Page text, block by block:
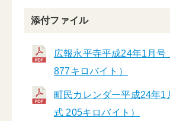
添付ファイル
広報永平寺平成24年1月号
877キロバイト）
町民カレンダー平成24年1
式 205キロバイト）